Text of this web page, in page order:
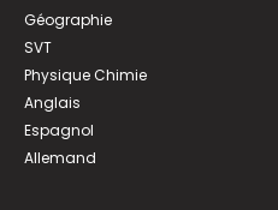
Géographie
SVT
Physique Chimie
Anglais
Espagnol
Allemand